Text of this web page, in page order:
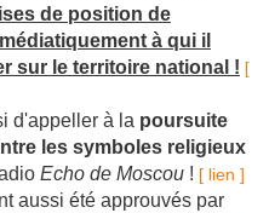
de position de
à qui il
sur le territoire national ! [
d'appeller à la poursuite
les symboles religieux
Echo de Moscou ! [ lien ]
aussi été approuvés par